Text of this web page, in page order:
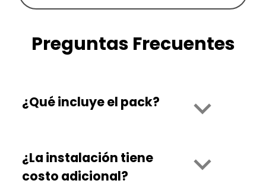
Preguntas Frecuentes
¿Qué incluye el pack?
¿La instalación tiene
costo adicional?